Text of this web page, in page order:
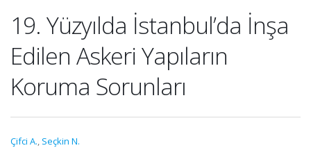
19. Yüzyılda İstanbul’da İnşa
Edilen Askeri Yapıların
Koruma Sorunları
Çifci A., Seçkin N.